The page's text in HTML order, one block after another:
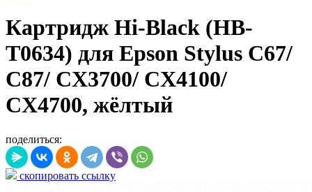
Картридж Hi-Black (HB-
T0634) для Epson Stylus C67/
C87/ CX3700/ CX4100/
CX4700, жёлтый
поделиться:
скопировать ссылку